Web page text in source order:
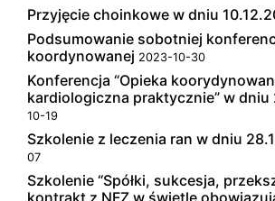
Przyjęcie choinkowe w dniu
Podsumowanie sobotniej
koordynowanej 2023-10-30
Konferencja “Opieka
kardiologiczna praktycznie” w dniu
10-19
Szkolenie z leczenia ran w dniu
07
Szkolenie “Spółki, sukcesja,
kontrakt z NFZ w świetle